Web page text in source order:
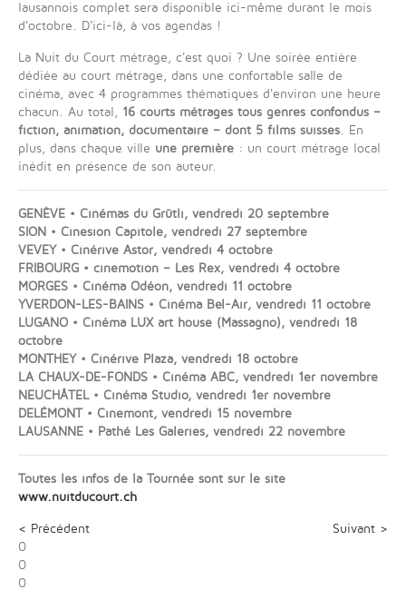
lausannois complet sera disponible ici-même durant le mois
d'octobre. D'ici-là, à vos agendas !
La Nuit du Court métrage, c'est quoi ? Une soirée entière
dédiée au court métrage, dans une confortable salle de
cinéma, avec 4 programmes thématiques d'environ une heure
chacun. Au total, 16 courts métrages tous genres confondus –
fiction, animation, documentaire – dont 5 films suisses. En
plus, dans chaque ville une première : un court métrage local
inédit en présence de son auteur.
GENÈVE • Cinémas du Grütli, vendredi 20 septembre
SION • Cinesion Capitole, vendredi 27 septembre
VEVEY • Cinérive Astor, vendredi 4 octobre
FRIBOURG • cinemotion – Les Rex, vendredi 4 octobre
MORGES • Cinéma Odéon, vendredi 11 octobre
YVERDON-LES-BAINS • Cinéma Bel-Air, vendredi 11 octobre
LUGANO • Cinéma LUX art house (Massagno), vendredi 18
octobre
MONTHEY • Cinérive Plaza, vendredi 18 octobre
LA CHAUX-DE-FONDS • Cinéma ABC, vendredi 1er novembre
NEUCHÂTEL • Cinéma Studio, vendredi 1er novembre
DELÉMONT • Cinemont, vendredi 15 novembre
LAUSANNE • Pathé Les Galeries, vendredi 22 novembre
Toutes les infos de la Tournée sont sur le site
www.nuitducourt.ch
< Précédent
Suivant >
0
0
0